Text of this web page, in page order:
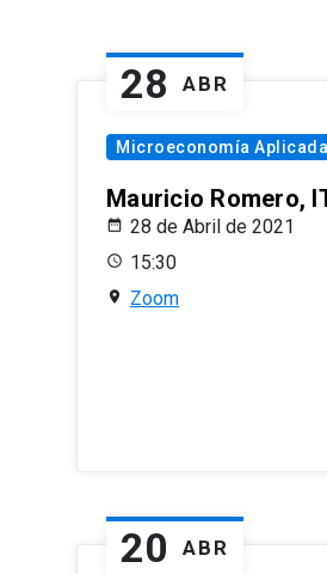
28 ABR
Microeconomía Aplicada
Mauricio Romero,
28 de Abril de 2021
15:30
Zoom
20 ABR